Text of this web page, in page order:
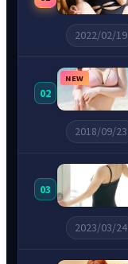
2022/02/19
02
NEW
2018/09/23
03
2023/03/24